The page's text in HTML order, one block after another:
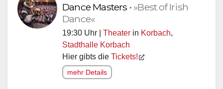
Dance Masters • »Best of Irish
Dance«
19:30 Uhr | Theater in Korbach,
Stadthalle Korbach
Hier gibts die Tickets!
mehr Details